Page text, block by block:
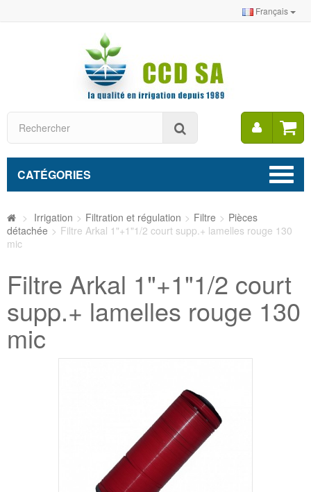
Français
Mon
CATÉGORIES
> Irrigation > Filtration et régulation > Filtre > Pièces
détachée > Filtre Arkal 1"+1"1/2 court supp.+ lamelles rouge 130
mic
Filtre Arkal 1"+1"1/2 court
supp.+ lamelles rouge 130
mic